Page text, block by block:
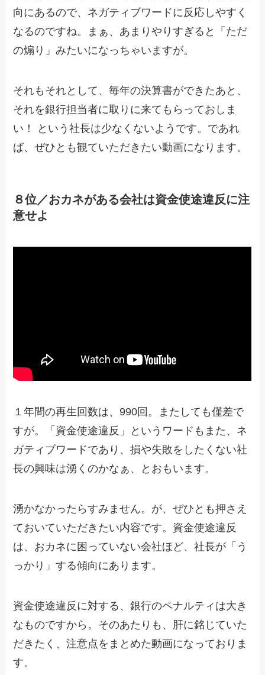
向にあるので、ネガティブワードに反応しやすく
なるのですね。まぁ、あまりやりすぎると「ただ
の煽り」みたいになっちゃいますが。
それもそれとして、毎年の決算書ができたあと、
それを銀行担当者に取りに来てもらっておしま
い！ という社長は少なくないようです。であれ
ば、ぜひとも観ていただきたい動画になります。
８位／おカネがある会社は資金使途違反に注
意せよ
１年間の再生回数は、990回。またしても僅差で
すが。「資金使途違反」というワードもまた、ネ
ガティブワードであり、損や失敗をしたくない社
長の興味は湧くのかなぁ、とおもいます。
湧かなかったらすみません。が、ぜひとも押さえ
ておいていただきたい内容です。資金使途違反
は、おカネに困っていない会社ほど、社長が「う
っかり」する傾向にあります。
資金使途違反に対する、銀行のペナルティは大き
なものですから。そのあたりも、肝に銘じていた
だきたく、注意点をまとめた動画になっておりま
す。